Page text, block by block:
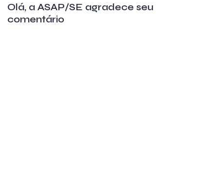
Olá, a ASAP/SE agradece seu
comentário